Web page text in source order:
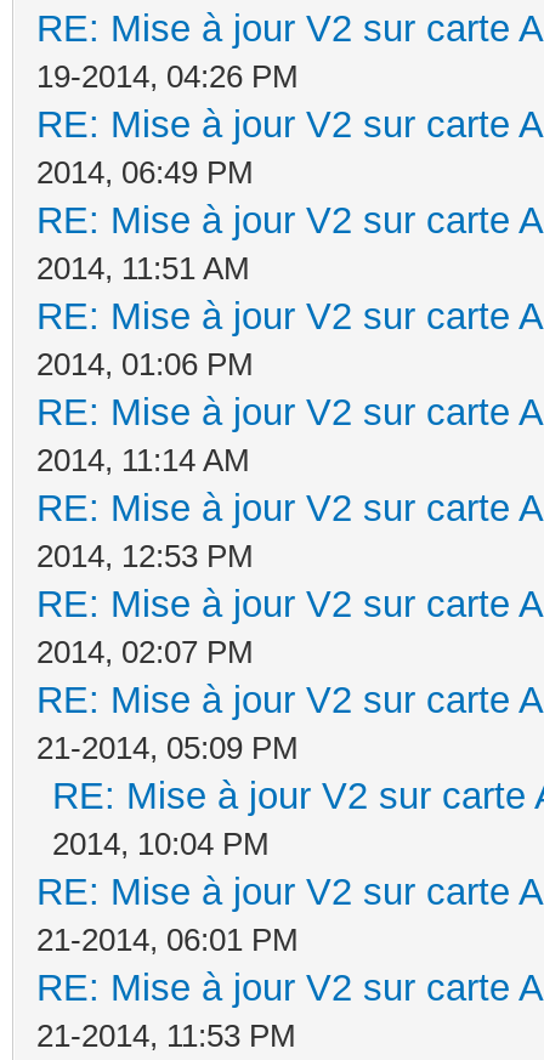
RE: Mise à jour V2 sur carte
19-2014, 04:26 PM
RE: Mise à jour V2 sur carte
2014, 06:49 PM
RE: Mise à jour V2 sur carte
2014, 11:51 AM
RE: Mise à jour V2 sur carte
2014, 01:06 PM
RE: Mise à jour V2 sur carte
2014, 11:14 AM
RE: Mise à jour V2 sur carte
2014, 12:53 PM
RE: Mise à jour V2 sur carte
2014, 02:07 PM
RE: Mise à jour V2 sur carte
21-2014, 05:09 PM
RE: Mise à jour V2 sur carte
2014, 10:04 PM
RE: Mise à jour V2 sur carte
21-2014, 06:01 PM
RE: Mise à jour V2 sur carte
21-2014, 11:53 PM